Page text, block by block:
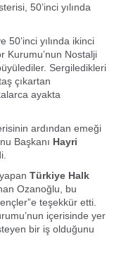
50’inci yılında
50’inci yılında ikinci
Kurumu’nun Nostalji
Sergiledikleri
çıkartan
ayakta
ardından emeği
Başkanı Hayri
Türkiye Halk
Ozanoğlu, bu
teşekkür etti.
içerisinde yer
bir iş olduğunu